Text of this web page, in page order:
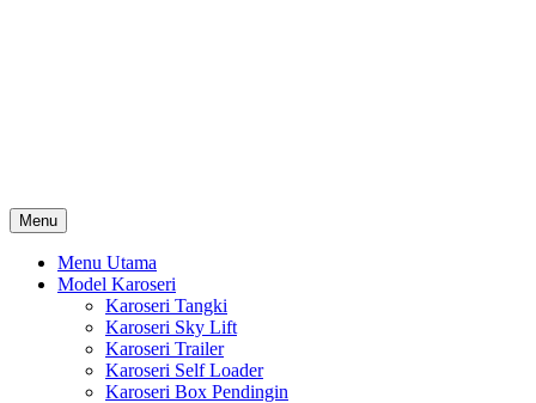
Menu
Menu Utama
Model Karoseri
Karoseri Tangki
Karoseri Sky Lift
Karoseri Trailer
Karoseri Self Loader
Karoseri Box Pendingin